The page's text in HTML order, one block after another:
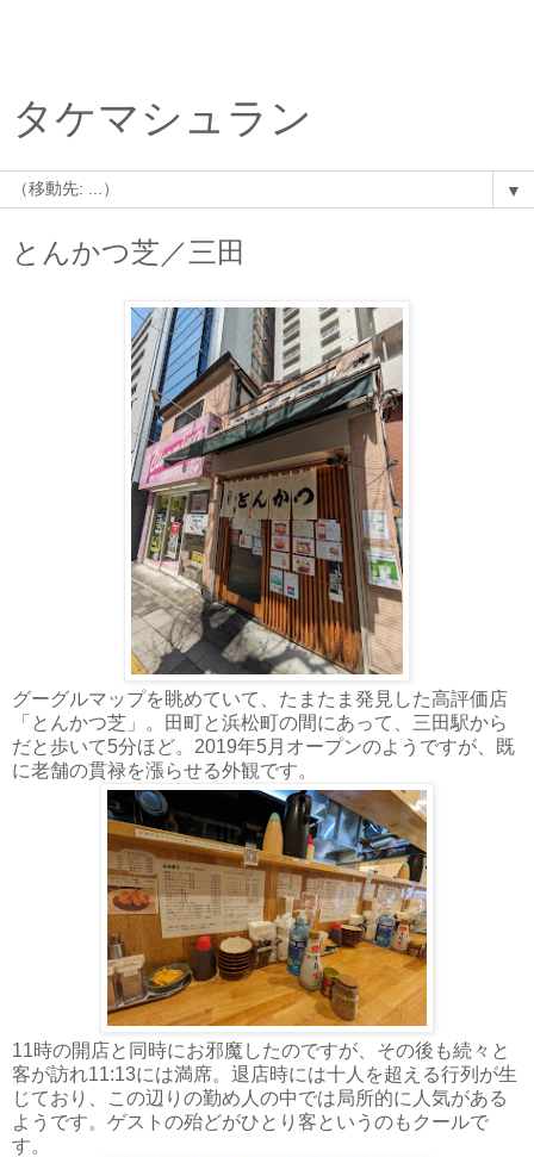
タケマシュラン
▼
とんかつ芝／三田
グーグルマップを眺めていて、たまたま発見した高評価店
「とんかつ芝」。田町と浜松町の間にあって、三田駅から
だと歩いて5分ほど。2019年5月オープンのようですが、既
に老舗の貫禄を漲らせる外観です。
11時の開店と同時にお邪魔したのですが、その後も続々と
客が訪れ11:13には満席。退店時には十人を超える行列が生
じており、この辺りの勤め人の中では局所的に人気がある
ようです。ゲストの殆どがひとり客というのもクールで
す。